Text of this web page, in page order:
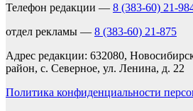
Телефон редакции — 8 (383-60) 21-
отдел рекламы — 8 (383-60) 21-875
Адрес редакции: 632080,
район, с. Северное, ул. Ленина, д. 22
Политика конфиденциальности